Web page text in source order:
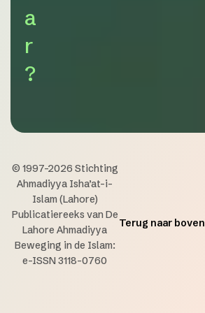
a
r
?
© 1997-2026 Stichting
Ahmadiyya Isha’at-i-
Islam (Lahore)
Publicatiereeks van De
Lahore Ahmadiyya
Beweging in de Islam:
e-ISSN 3118-0760
Terug naar boven